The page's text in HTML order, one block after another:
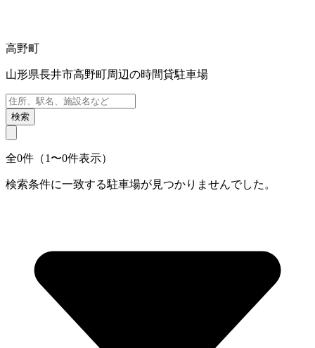
高野町
山形県長井市高野町周辺の時間貸駐車場
検索
全0件（1〜0件表示）
検索条件に一致する駐車場が見つかりませんでした。